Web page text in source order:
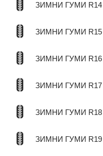
ЗИМНИ ГУМИ R14
ЗИМНИ ГУМИ R15
ЗИМНИ ГУМИ R16
ЗИМНИ ГУМИ R17
ЗИМНИ ГУМИ R18
ЗИМНИ ГУМИ R19